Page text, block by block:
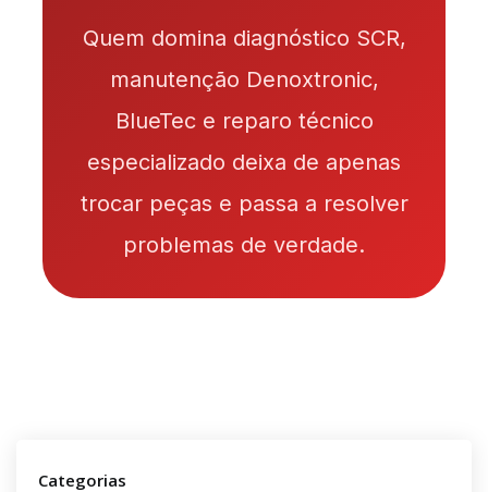
Quem domina diagnóstico SCR,
manutenção Denoxtronic,
BlueTec e reparo técnico
especializado deixa de apenas
trocar peças e passa a resolver
problemas de verdade.
Categorias